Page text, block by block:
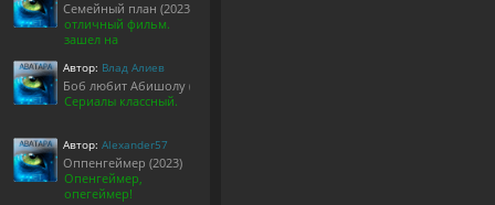
Семейный план (2023)
отличный фильм.
зашел на
Автор: Влад Алиев
Боб любит Абишолу (1-5 сезон)
Сериалы классный.
Автор: Alexander57
Оппенгеймер (2023)
Опенгеймер,
опегеймер!